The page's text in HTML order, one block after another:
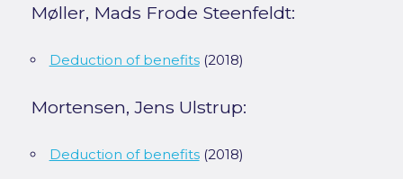
Møller, Mads Frode Steenfeldt:
Deduction of benefits(2018)
Mortensen, Jens Ulstrup:
Deduction of benefits(2018)